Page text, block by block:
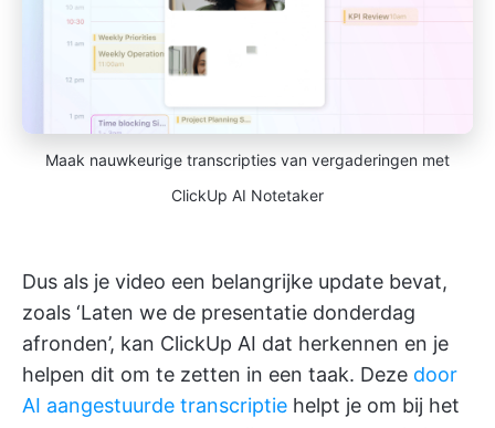
Maak nauwkeurige transcripties van vergaderingen met
ClickUp AI Notetaker
Dus als je video een belangrijke update bevat,
zoals ‘Laten we de presentatie donderdag
afronden’, kan ClickUp AI dat herkennen en je
helpen dit om te zetten in een taak. Deze door
AI aangestuurde transcriptie helpt je om bij het